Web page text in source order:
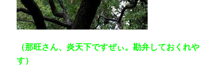
（那旺さん、炎天下ですぜぃ。勘弁しておくれや
す）